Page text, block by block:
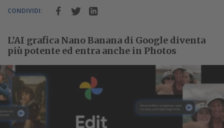
CONDIVIDI:
L’AI grafica Nano Banana di Google diventa
più potente ed entra anche in Photos